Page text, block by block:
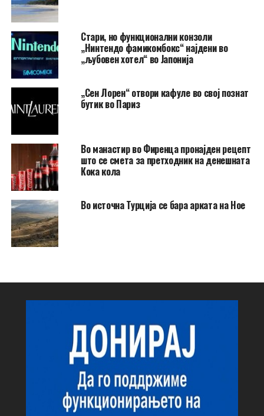
Стари, но функционални конзоли
„Нинтендо фамикомбокс“ најдени во
„љубовен хотел“ во Јапонија
„Сен Лорен“ отвори кафуле во свој познат
бутик во Париз
Во манастир во Фиренца пронајден рецепт
што се смета за претходник на денешната
Кока кола
Во источна Турција се бара арката на Ное